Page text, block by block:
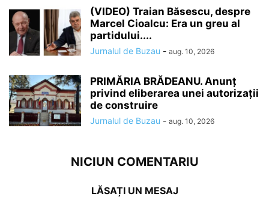
(VIDEO) Traian Băsescu, despre
Marcel Cioalcu: Era un greu al
partidului....
Jurnalul de Buzau - aug. 10, 2026
PRIMĂRIA BRĂDEANU. Anunț
privind eliberarea unei autorizații
de construire
Jurnalul de Buzau - aug. 10, 2026
NICIUN COMENTARIU
LĂSAȚI UN MESAJ